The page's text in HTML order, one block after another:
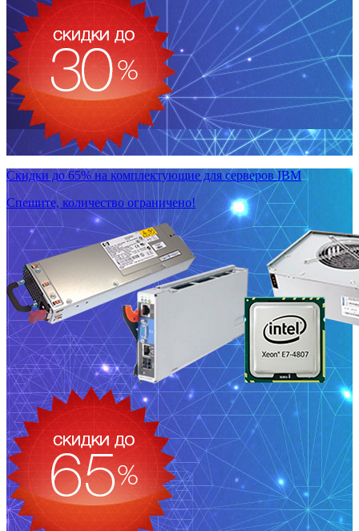
Скидки до 65% на комплектующие для серверов IBM
Спешите, количество ограничено!